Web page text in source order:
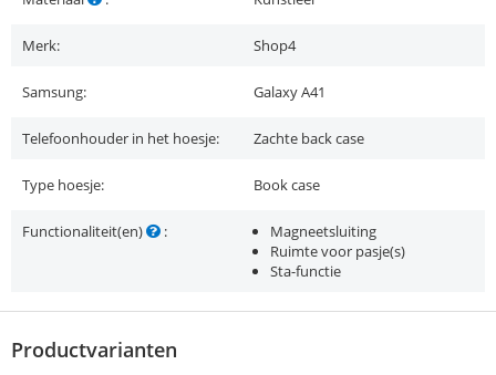
Merk: Shop4
Samsung: Galaxy A41
Telefoonhouder in het hoesje: Zachte back case
Type hoesje: Book case
Functionaliteit(en) :
Magneetsluiting
Ruimte voor pasje(s)
Sta-functie
Productvarianten